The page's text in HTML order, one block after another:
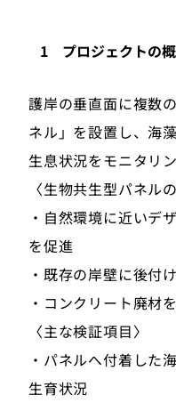
1 プロジェクトの
護岸の垂直面に複数
ネル」を設置し、海
生息状況をモニタリン
〈生物共生型パネル
・自然環境に近いデ
を促進
・既存の岸壁に後付
・コンクリート廃材
〈主な検証項目〉
・パネルへ付着した
生育状況